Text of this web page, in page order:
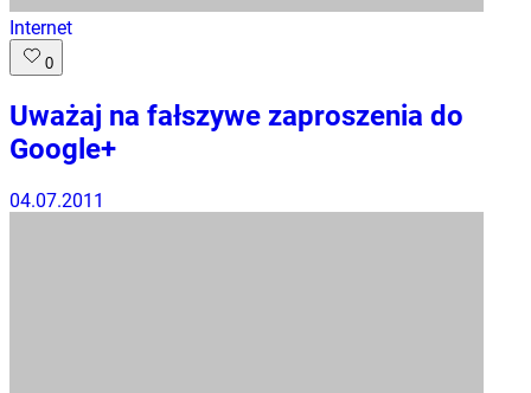
Internet
0
Uważaj na fałszywe zaproszenia do
Google+
04.07.2011